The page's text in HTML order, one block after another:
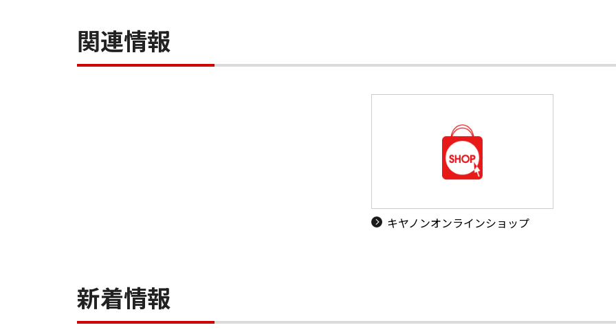
関連情報
キヤノンオンラインショップ
新着情報